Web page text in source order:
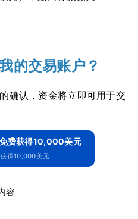
的交易账户？
确认，资金将立即可用于交
费获得10,000美元
得10,000美元
容